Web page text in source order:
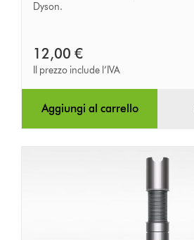
rapido
Dyson.
12,00 €
Il prezzo include l’IVA
Aggiungi al carrello